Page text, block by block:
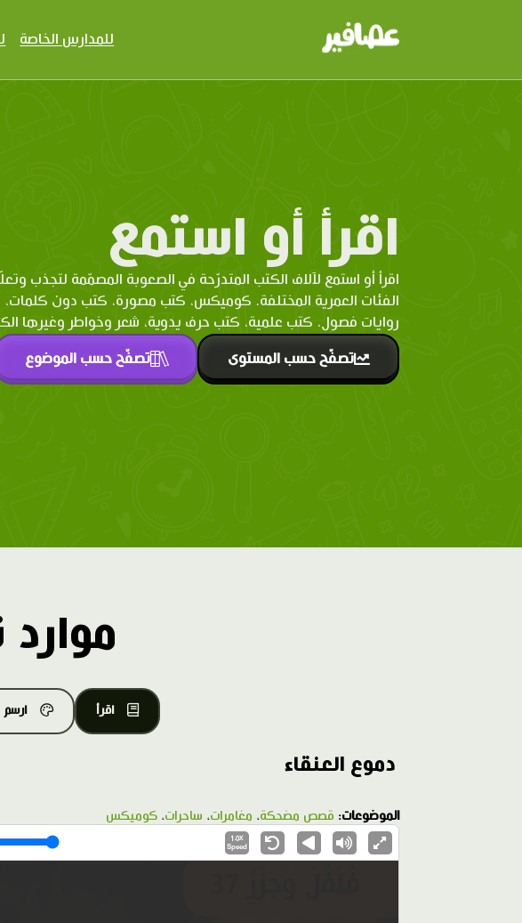
للمدارس الخاصة
اقرأ أو استمع
اقرأ أو استمع لآلاف الكتب المتدرّحة في الصعوبة المصمّمة لتجذب
الفئات العمرية المختلفة. كوميكس، كتب مصورة، كتب دون
روايات فصول، كتب علمية، كتب حرف يدوية، شعر وخواطر وغيرها
تصفّح حسب المستوى تصفّح حسب الموضوع
موارد
اقرأ ارسم
دموع العنقاء
الموضوعات: قصص مضحكة، مغامرات، ساحرات، كوميكس
1.0X
Speed